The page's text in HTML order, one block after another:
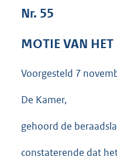
Nr. 55
MOTIE VAN HET
Voorgesteld 7
De Kamer,
gehoord de
constaterende dat